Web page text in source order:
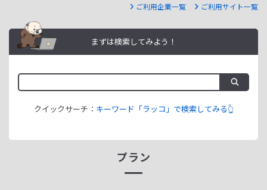
ご利用企業一覧 ご利用サイト一覧
まずは検索してみよう！
クイックサーチ： キーワード「ラッコ」で検索してみる👆
プラン